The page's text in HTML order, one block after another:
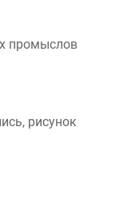
рисунок